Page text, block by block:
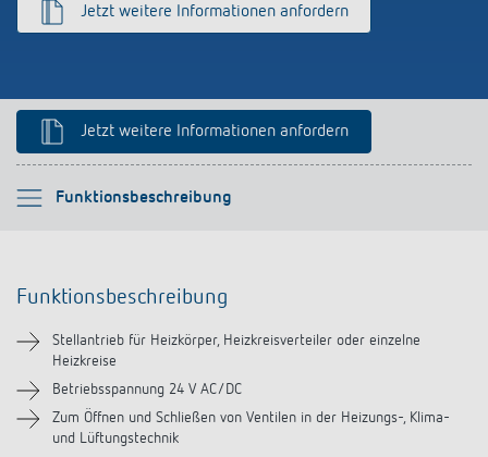
schalten
Historie
Jetzt weitere Informationen anfordern
Jetzt weitere Informationen anfordern
Funktionsbeschreibung
Bitte auswählen
Technische Informationen
Downloads
Ähnliche Produkte
Funktionsbeschreibung
Stellantrieb für Heizkörper, Heizkreisverteiler oder einzelne
Heizkreise
Betriebsspannung 24 V AC/DC
Zum Öffnen und Schließen von Ventilen in der Heizungs-, Klima-
und Lüftungstechnik